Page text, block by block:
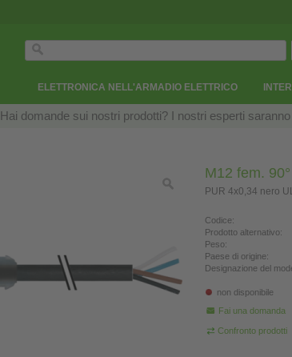
ELETTRONICA NELL'ARMADIO ELETTRICO
Hai domande sui nostri prodotti? I nostri esperti
M12 fem.
PUR 4x0,34 nero
Codice:
Prodotto alternativo:
Peso:
Paese di origine:
Designazione del
non disponibile
Fai una domanda
Confronto prodotti